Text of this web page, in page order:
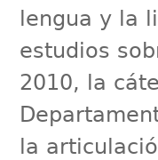
lengua y la
estudios
2010, la
la